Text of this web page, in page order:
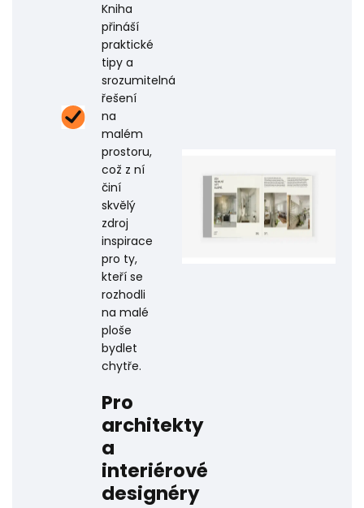
Kniha
přináší
praktické
tipy a
srozumitelná
řešení
na
malém
prostoru,
což z ní
činí
skvělý
zdroj
inspirace
pro ty,
kteří se
rozhodli
na malé
ploše
bydlet
chytře.
Pro
architekty
a
interiérové
designéry